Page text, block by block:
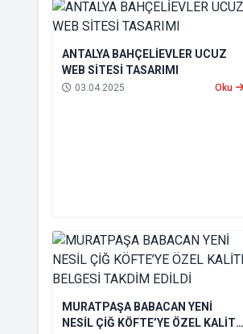
ANTALYA BAHÇELİEVLER UCUZ
WEB SİTESİ TASARIMI
03.04.2025 Oku
MURATPAŞA BABACAN YENİ
NESİL ÇİĞ KÖFTE’YE ÖZEL KALİTE